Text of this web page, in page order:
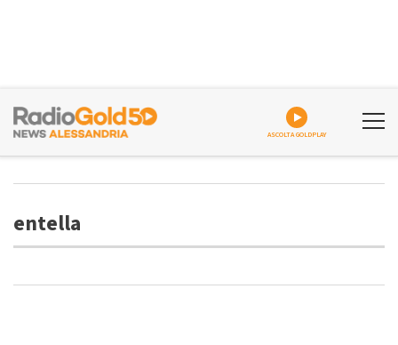
ASCOLTA GOLDPLAY
entella